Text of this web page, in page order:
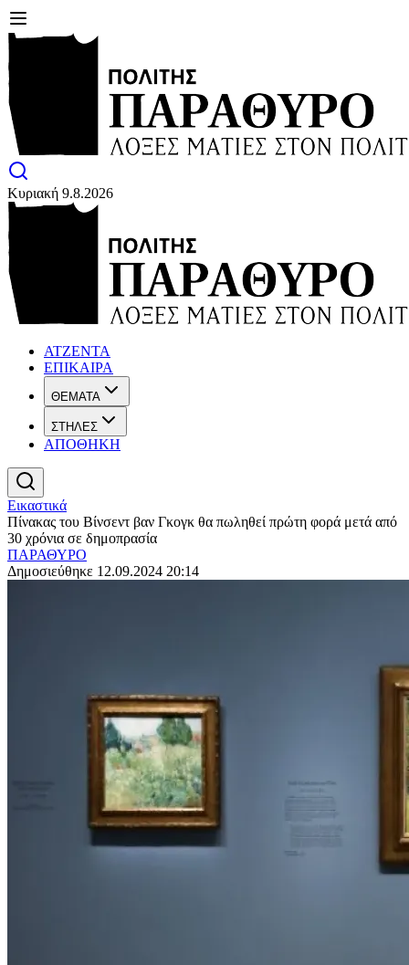
Κυριακή 9.8.2026
ΑΤΖΕΝΤΑ
ΕΠΙΚΑΙΡΑ
ΘΕΜΑΤΑ
ΣΤΗΛΕΣ
ΑΠΟΘΗΚΗ
Εικαστικά
Πίνακας του Βίνσεντ βαν Γκογκ θα πωληθεί πρώτη φορά μετά από
30 χρόνια σε δημοπρασία
ΠΑΡΑΘΥΡΟ
Δημοσιεύθηκε 12.09.2024 20:14